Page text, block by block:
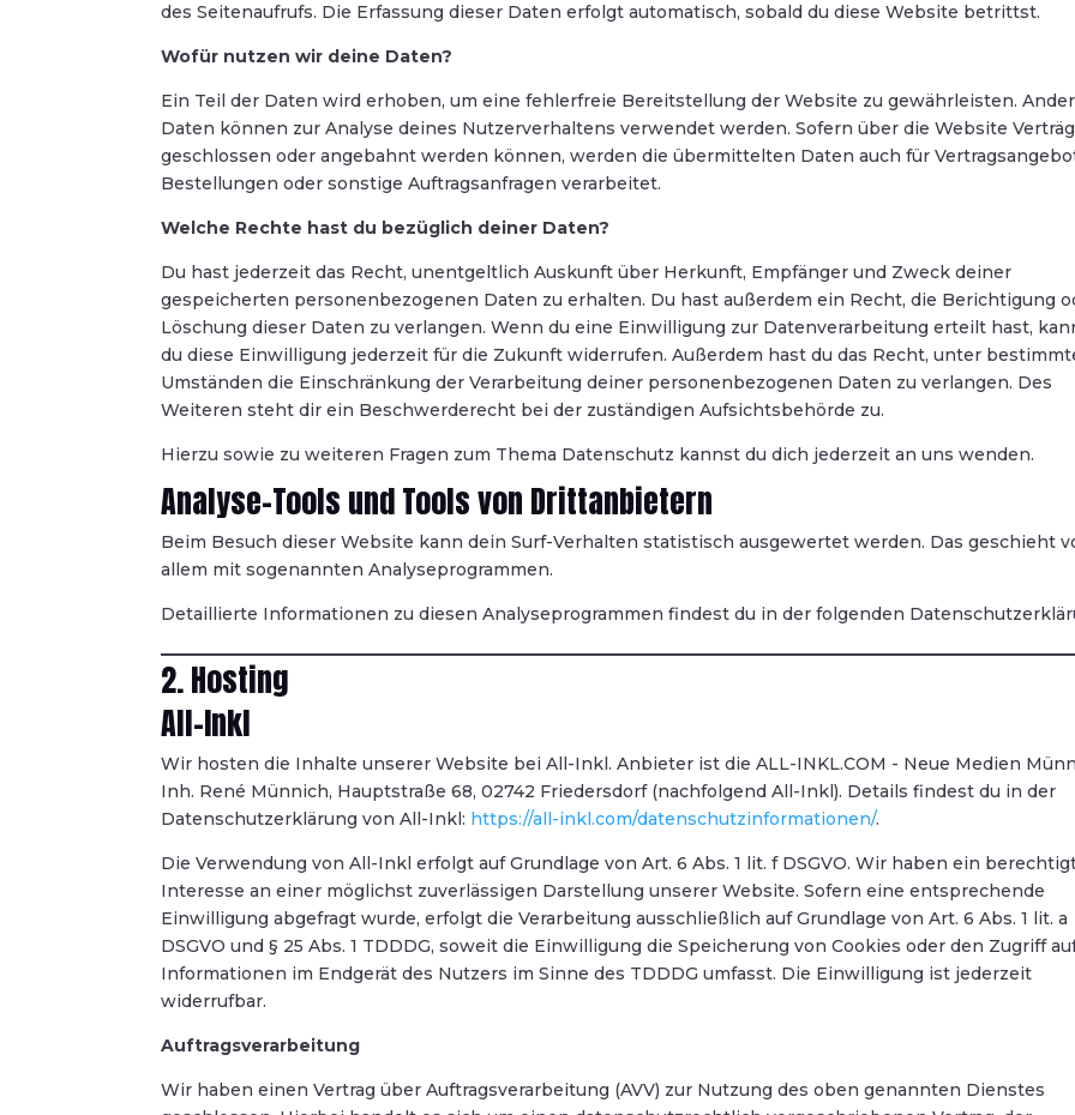
des Seitenaufrufs. Die Erfassung dieser Daten erfolgt automatisch, sobald du diese Website betrittst.
Wofür nutzen wir deine Daten?
Ein Teil der Daten wird erhoben, um eine fehlerfreie Bereitstellung der Website zu gewährleisten.
Daten können zur Analyse deines Nutzerverhaltens verwendet werden. Sofern über die Website
geschlossen oder angebahnt werden können, werden die übermittelten Daten auch für
Bestellungen oder sonstige Auftragsanfragen verarbeitet.
Welche Rechte hast du bezüglich deiner Daten?
Du hast jederzeit das Recht, unentgeltlich Auskunft über Herkunft, Empfänger und Zweck deiner
gespeicherten personenbezogenen Daten zu erhalten. Du hast außerdem ein Recht, die Berichtigung
Löschung dieser Daten zu verlangen. Wenn du eine Einwilligung zur Datenverarbeitung erteilt hast,
du diese Einwilligung jederzeit für die Zukunft widerrufen. Außerdem hast du das Recht, unter
Umständen die Einschränkung der Verarbeitung deiner personenbezogenen Daten zu verlangen. Des
Weiteren steht dir ein Beschwerderecht bei der zuständigen Aufsichtsbehörde zu.
Hierzu sowie zu weiteren Fragen zum Thema Datenschutz kannst du dich jederzeit an uns wenden.
Analyse-Tools und Tools von Drittanbietern
Beim Besuch dieser Website kann dein Surf-Verhalten statistisch ausgewertet werden. Das geschieht
allem mit sogenannten Analyseprogrammen.
Detaillierte Informationen zu diesen Analyseprogrammen findest du in der folgenden
2. Hosting
All-Inkl
Wir hosten die Inhalte unserer Website bei All-Inkl. Anbieter ist die ALL-INKL.COM - Neue Medien
Inh. René Münnich, Hauptstraße 68, 02742 Friedersdorf (nachfolgend All-Inkl). Details findest du in der
Datenschutzerklärung von All-Inkl: https://all-inkl.com/datenschutzinformationen/.
Die Verwendung von All-Inkl erfolgt auf Grundlage von Art. 6 Abs. 1 lit. f DSGVO. Wir haben ein
Interesse an einer möglichst zuverlässigen Darstellung unserer Website. Sofern eine entsprechende
Einwilligung abgefragt wurde, erfolgt die Verarbeitung ausschließlich auf Grundlage von Art. 6 Abs. 1 lit. a
DSGVO und § 25 Abs. 1 TDDDG, soweit die Einwilligung die Speicherung von Cookies oder den Zugriff
Informationen im Endgerät des Nutzers im Sinne des TDDDG umfasst. Die Einwilligung ist jederzeit
widerrufbar.
Auftragsverarbeitung
Wir haben einen Vertrag über Auftragsverarbeitung (AVV) zur Nutzung des oben genannten Dienstes